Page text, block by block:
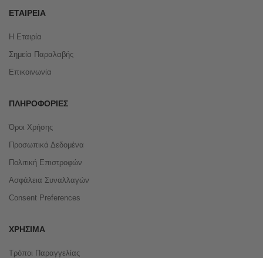
ΕΤΑΙΡΕΊΑ
Η Εταιρία
Σημεία Παραλαβής
Επικοινωνία
ΠΛΗΡΟΦΟΡΊΕΣ
Όροι Χρήσης
Προσωπικά Δεδομένα
Πολιτική Επιστροφών
Ασφάλεια Συναλλαγών
Consent Preferences
ΧΡΉΣΙΜΑ
Τρόποι Παραγγελίας